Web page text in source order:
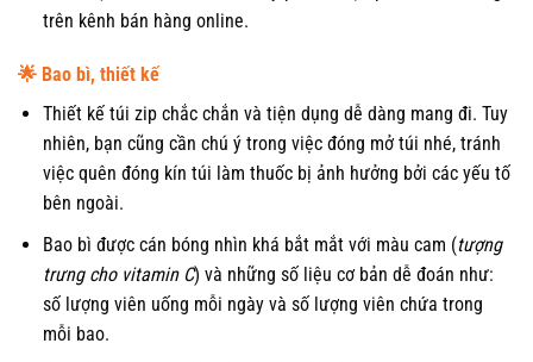
trên kênh bán hàng online.
🌟 Bao bì, thiết kế
Thiết kế túi zip chắc chắn và tiện dụng dễ dàng mang đi. Tuy
nhiên, bạn cũng cần chú ý trong việc đóng mở túi nhé, tránh
việc quên đóng kín túi làm thuốc bị ảnh hưởng bởi các yếu tố
bên ngoài.
Bao bì được cán bóng nhìn khá bắt mắt với màu cam (tượng
trưng cho vitamin C) và những số liệu cơ bản dễ đoán như:
số lượng viên uống mỗi ngày và số lượng viên chứa trong
mỗi bao.